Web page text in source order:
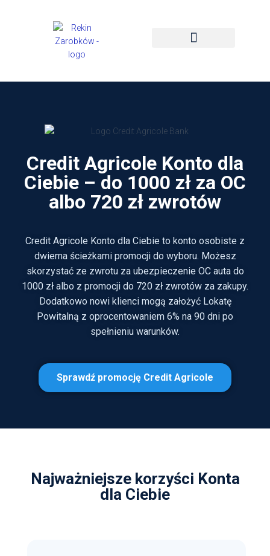
Credit Agricole Konto dla
Ciebie – do 1000 zł za OC
albo 720 zł zwrotów
Credit Agricole Konto dla Ciebie to konto osobiste z
dwiema ścieżkami promocji do wyboru. Możesz
skorzystać ze zwrotu za ubezpieczenie OC auta do
1000 zł albo z promocji do 720 zł zwrotów za zakupy.
Dodatkowo nowi klienci mogą założyć Lokatę
Powitalną z oprocentowaniem 6% na 90 dni po
spełnieniu warunków.
Sprawdź promocję Credit Agricole
Najważniejsze korzyści Konta
dla Ciebie